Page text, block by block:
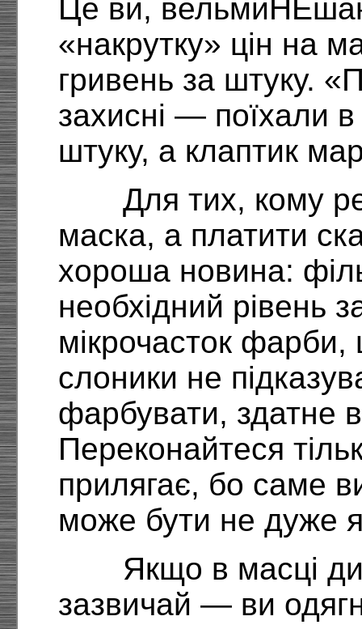
Це ви,
«накрутку» цін на
гривень за штуку.
захисні — поїхали в
штуку, а клаптик
Для тих, кому
маска, а платити
хороша новина:
необхідний рівень
мікрочасток
слоники не
фарбувати, здатне
Переконайтеся
прилягає, бо саме
може бути не дуже
Якщо в масці
зазвичай — ви